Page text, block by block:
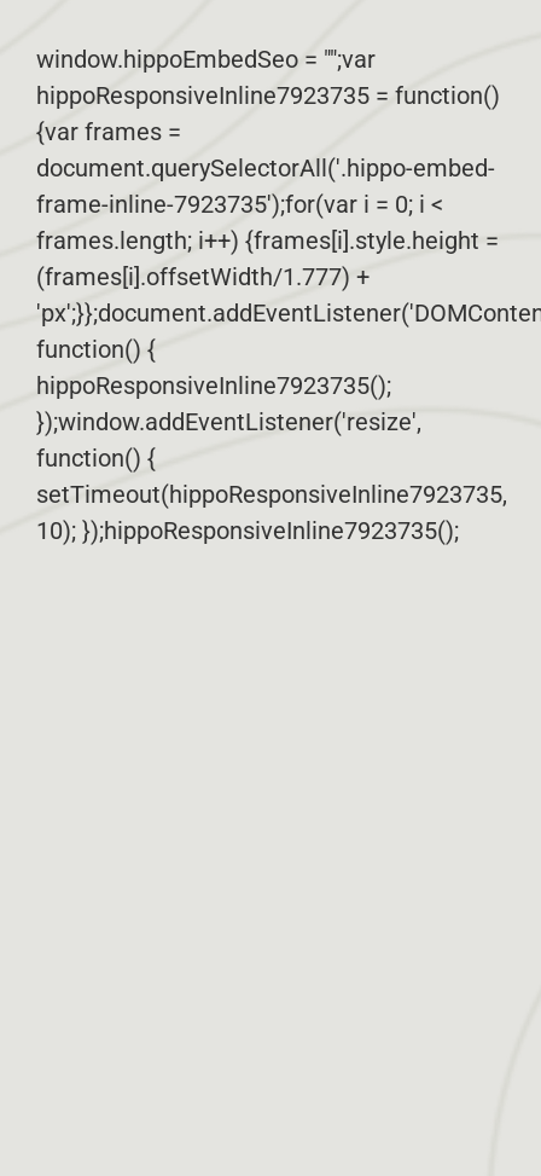
window.hippoEmbedSeo = "";var
hippoResponsiveInline7923735 = function()
{var frames =
document.querySelectorAll('.hippo-embed-
frame-inline-7923735');for(var i = 0; i <
frames.length; i++) {frames[i].style.height =
(frames[i].offsetWidth/1.777) +
function() {
hippoResponsiveInline7923735();
});window.addEventListener('resize',
function() {
setTimeout(hippoResponsiveInline7923735,
10); });hippoResponsiveInline7923735();